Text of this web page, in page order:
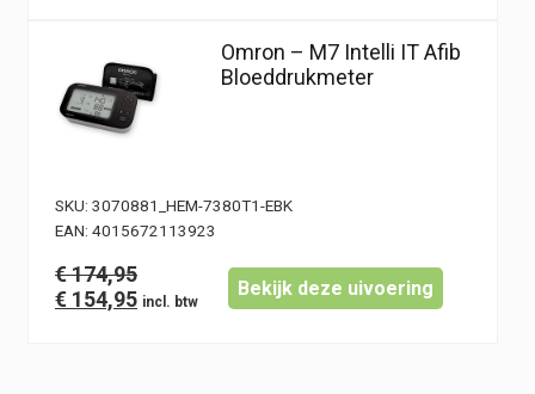
Omron – M7 Intelli IT Afib
Bloeddrukmeter
SKU: 3070881_HEM-7380T1-EBK
EAN: 4015672113923
€174,95
Oorspronkelijke
€ 154,95Huidige
Bekijk deze uivoering